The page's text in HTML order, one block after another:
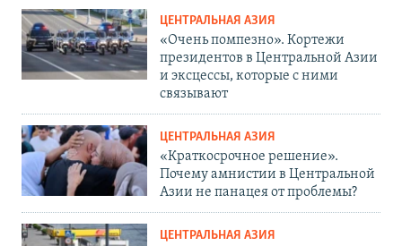
ЦЕНТРАЛЬНАЯ АЗИЯ
«Очень помпезно». Кортежи
президентов в Центральной Азии
и эксцессы, которые с ними
связывают
ЦЕНТРАЛЬНАЯ АЗИЯ
«Краткосрочное решение».
Почему амнистии в Центральной
Азии не панацея от проблемы?
ЦЕНТРАЛЬНАЯ АЗИЯ